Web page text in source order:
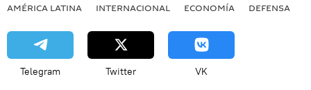
AMÉRICA LATINA INTERNACIONAL ECONOMÍA DEFENSA
Telegram Twitter VK